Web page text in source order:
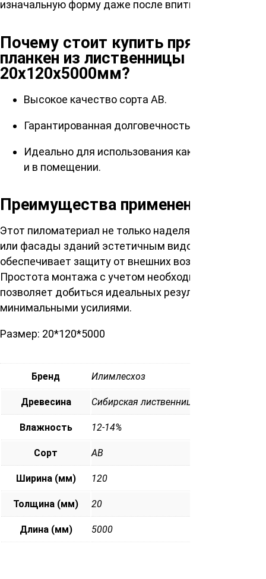
изначальную форму даже после впитывания влаги.
Почему стоит купить прямой
планкен из лиственницы
20х120х5000мм?
Высокое качество сорта АВ.
Гарантированная долговечность материала.
Идеально для использования как на улице, так
и в помещении.
Преимущества применения
Этот пиломатериал не только наделяет помещение
или фасады зданий эстетичным видом, но и
обеспечивает защиту от внешних воздействий.
Простота монтажа с учетом необходимых зазоров
позволяет добиться идеальных результатов с
минимальными усилиями.
Размер: 20*120*5000
Бренд Илимлесхоз
Древесина Сибирская лиственница
Влажность 12-14%
Сорт АВ
Ширина (мм) 120
Толщина (мм) 20
Длина (мм) 5000